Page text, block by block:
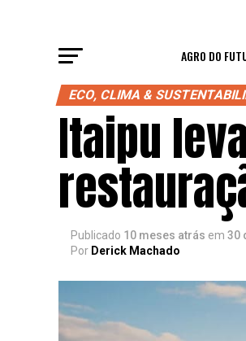
AGRO DO
ECO, CLIMA &
Itaipu
Publicado 10 meses atrás em 30
Por Derick Machado